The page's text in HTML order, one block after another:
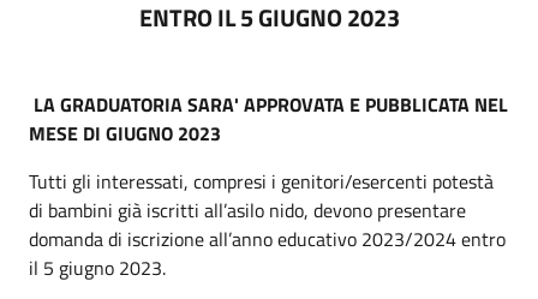
ENTRO IL 5 GIUGNO 2023
LA GRADUATORIA SARA' APPROVATA E PUBBLICATA NEL
MESE DI GIUGNO 2023
Tutti gli interessati, compresi i genitori/esercenti potestà
di bambini già iscritti all’asilo nido, devono presentare
domanda di iscrizione all’anno educativo 2023/2024 entro
il 5 giugno 2023.